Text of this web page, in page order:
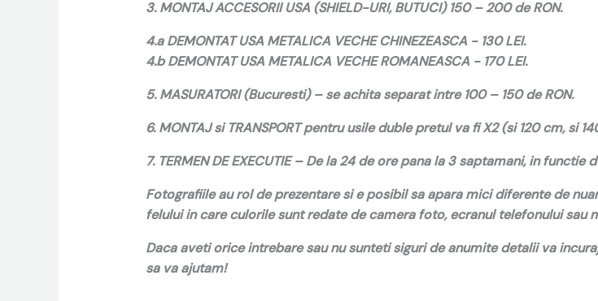
3. MONTAJ ACCESORII USA (SHIELD-URI, BUTUCI) 150 – 200 de RON.
4.a DEMONTAT USA METALICA VECHE CHINEZEASCA - 130 LEI.
4.b DEMONTAT USA METALICA VECHE ROMANEASCA - 170 LEI.
5. MASURATORI (Bucuresti) – se achita separat intre 100 – 150 de RON.
6. MONTAJ si TRANSPORT pentru usile duble pretul va fi X2 (si 120 cm, si
7. TERMEN DE EXECUTIE – De la 24 de ore pana la 3 saptamani, in
Fotografiile au rol de prezentare si e posibil sa apara mici diferente de
felului in care culorile sunt redate de camera foto, ecranul telefonului sau
Daca aveti orice intrebare sau nu sunteti siguri de anumite detalii va
sa va ajutam!